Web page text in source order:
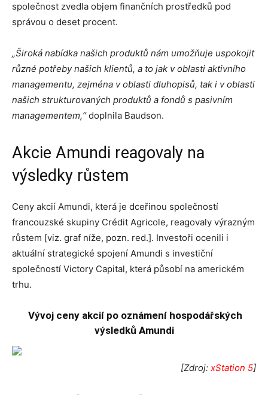
společnost zvedla objem finančních prostředků pod
správou o deset procent.
„Široká nabídka našich produktů nám umožňuje uspokojit
různé potřeby našich klientů, a to jak v oblasti aktivního
managementu, zejména v oblasti dluhopisů, tak i v oblasti
našich strukturovaných produktů a fondů s pasivním
managementem,“doplnila Baudson.
Akcie Amundi reagovaly na
výsledky růstem
Ceny akcií Amundi, která je dceřinou společností
francouzské skupiny Crédit Agricole, reagovaly výrazným
růstem [viz. graf níže, pozn. red.]. Investoři ocenili i
aktuální strategické spojení Amundi s investiční
společností Victory Capital, která působí na americkém
trhu.
Vývoj ceny akcií po oznámení hospodářských
výsledků Amundi
[Zdroj: xStation 5]